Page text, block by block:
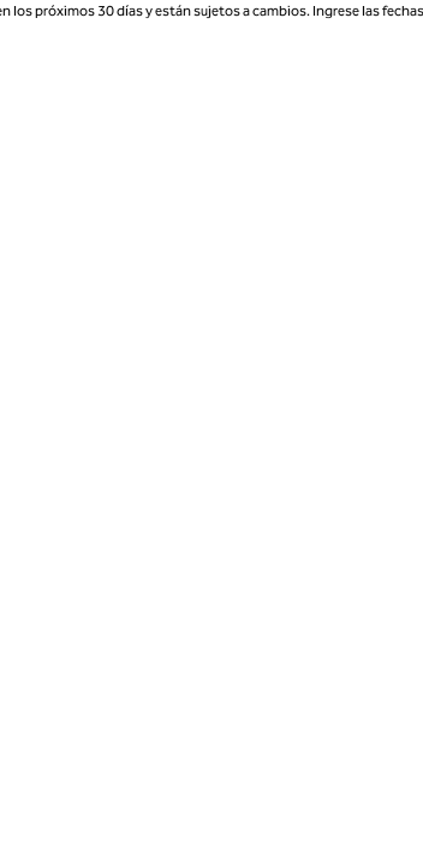
los próximos 30 días y están sujetos a cambios. Ingrese las